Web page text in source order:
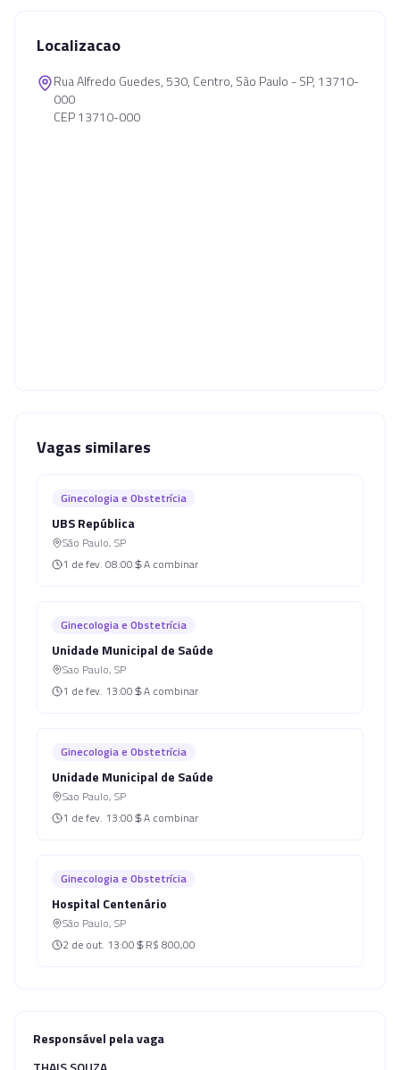
Localizacao
Rua Alfredo Guedes, 530, Centro, São Paulo - SP, 13710-
000
CEP 13710-000
Vagas similares
Ginecologia e Obstetrícia
UBS República
São Paulo, SP
1 de fev. 08:00 A combinar
Ginecologia e Obstetrícia
Unidade Municipal de Saúde
Sao Paulo, SP
1 de fev. 13:00 A combinar
Ginecologia e Obstetrícia
Unidade Municipal de Saúde
Sao Paulo, SP
1 de fev. 13:00 A combinar
Ginecologia e Obstetrícia
Hospital Centenário
São Paulo, SP
2 de out. 13:00 R$ 800,00
Responsável pela vaga